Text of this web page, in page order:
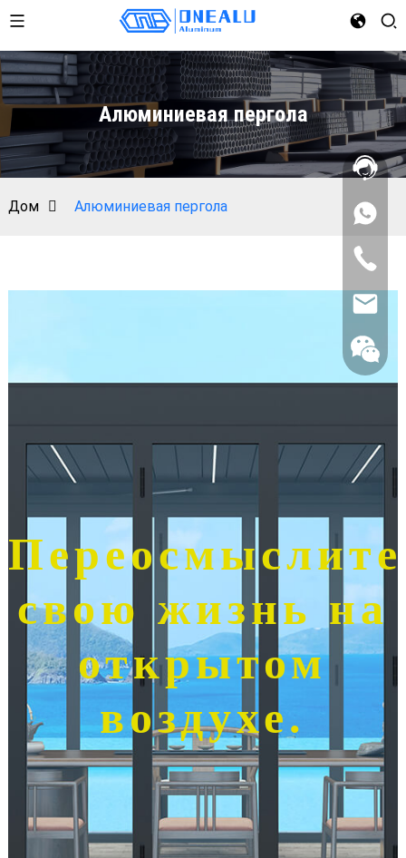
Алюминиевая пергола
Дом Алюминиевая пергола
Переосмыслите
свою жизнь на
открытом
воздухе.